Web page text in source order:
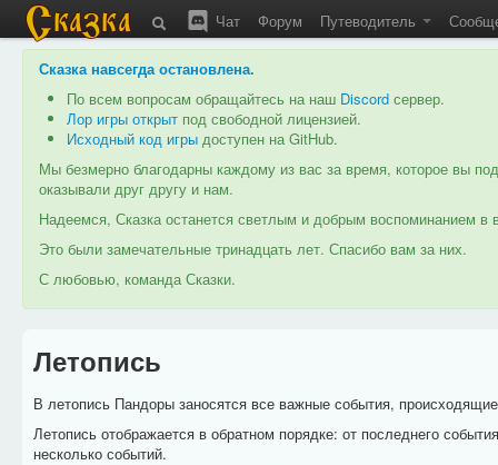
Чат Форум Путеводитель
Сказка навсегда остановлена.
По всем вопросам обращайтесь на наш Discord сервер.
Лор игры открыт под свободной лицензией.
Исходный код игры доступен на GitHub.
Мы безмерно благодарны каждому из вас за время, которое вы
оказывали друг другу и нам.
Надеемся, Сказка останется светлым и добрым воспоминанием
Это были замечательные тринадцать лет. Спасибо вам за них.
С любовью, команда Сказки.
Летопись
В летопись Пандоры заносятся все важные события,
Летопись отображается в обратном порядке: от последнего
несколько событий.